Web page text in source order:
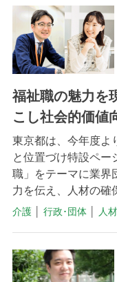
福祉職の魅力
こし社会的価値
東京都は、今年度よ
と位置づけ特設ペ
職」をテーマに業界
力を伝え、人材の確
介護│ 行政･団体│ 人